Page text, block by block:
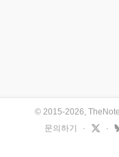
© 2015-2026,
문의하기
· ·